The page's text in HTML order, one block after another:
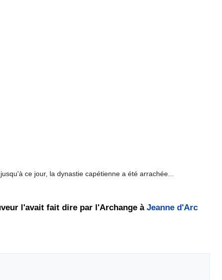
ce jour, la dynastie capétienne a été arrachée...
l'avait fait dire par l'Archange à Jeanne d'Arc